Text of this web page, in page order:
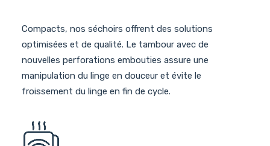
Compacts, nos séchoirs offrent des solutions
optimisées et de qualité. Le tambour avec de
nouvelles perforations embouties assure une
manipulation du linge en douceur et évite le
froissement du linge en fin de cycle.